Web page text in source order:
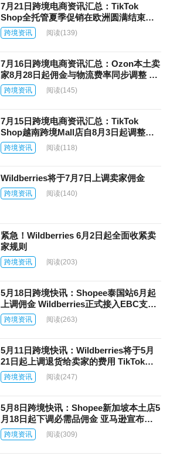
7月21日跨境电商资讯汇总：TikTok
Shop全托管夏季促销在欧洲圆满结束
Shopee宣布8月1日起下调100个必需品类
目佣金
跨境资讯 阅读(139)
7月16日跨境电商资讯汇总：Ozon本土卖
家8月28日起佣金与物流费率同步调整 亚
马逊加拿大站上线“Add to Delivery”在途
加购功能
跨境资讯 阅读(145)
7月15日跨境电商资讯汇总：TikTok
Shop越南跨境Mall店自8月3日起调整类
目佣金 亚马逊印度Prime Day创配送纪录
跨境资讯 阅读(118)
Wildberries将于7月7日上调卖家佣金
跨境资讯 阅读(140)
紧急！Wildberries 6月2日起全面收紧卖
家规则
跨境资讯 阅读(203)
5月18日跨境快讯：Shopee泰国站6月起
上调佣金 Wildberries正式接入EBC支付
系统
跨境资讯 阅读(263)
5月11日跨境快讯：Wildberries将于5月
21日起上调退货给卖家的费用 TikTok
Shop印尼将调整卖家运费承担规则
跨境资讯 阅读(247)
5月8日跨境快讯：Shopee新加坡本土店5
月18日起下调必需品佣金 亚马逊宣布
2026年Prime Day安排
跨境资讯 阅读(309)